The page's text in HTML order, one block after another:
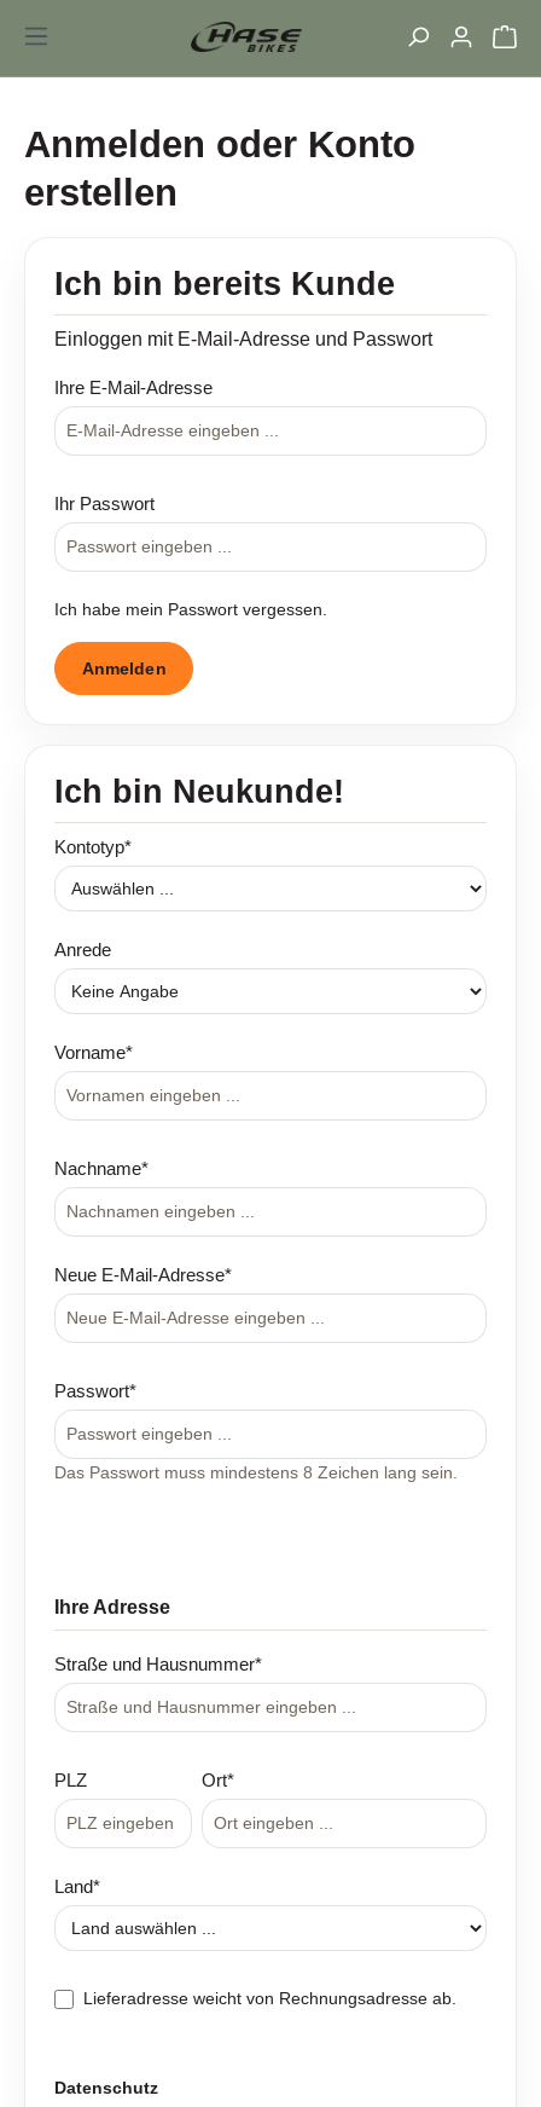
springen
Anmelden oder Konto
erstellen
Ich bin bereits Kunde
Einloggen mit E-Mail-Adresse und Passwort
Ihre E-Mail-Adresse
Ihr Passwort
Ich habe mein Passwort vergessen.
Anmelden
Ich bin Neukunde!
Persönliche Informationen
Kontotyp*
Anrede
Vorname*
Nachname*
Neue E-Mail-Adresse*
Passwort*
Das Passwort muss mindestens 8 Zeichen lang sein.
Ihre Adresse
Straße und Hausnummer*
PLZ Ort*
Land*
Lieferadresse weicht von Rechnungsadresse ab.
Datenschutz